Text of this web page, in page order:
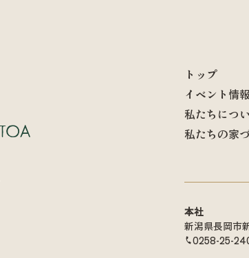
トップ
イベント情報
私たちにつ
私たちの家
本社
新潟県長岡市
0258-25-